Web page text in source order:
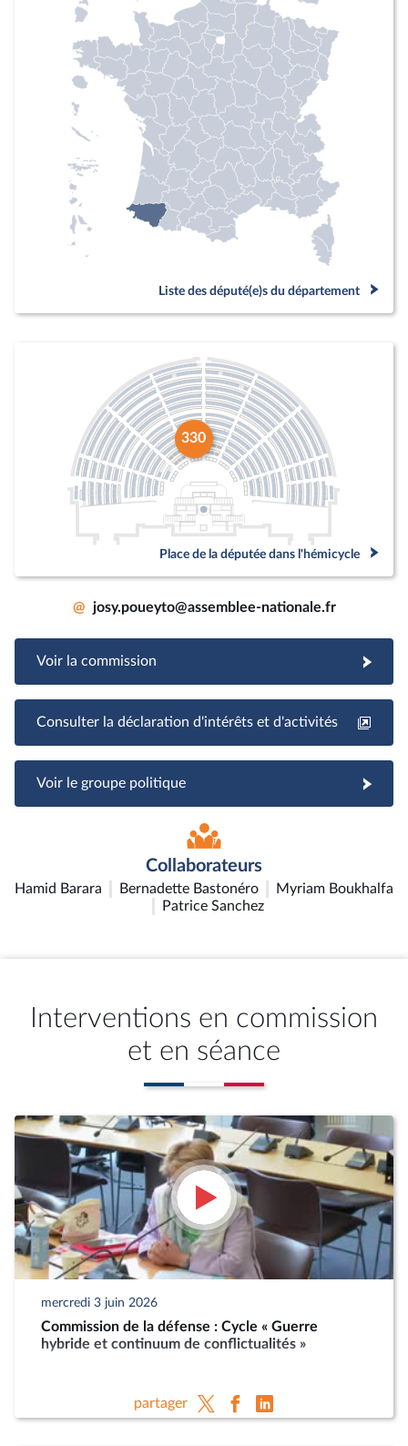
Liste des député(e)s du département
330
Place de la députée dans l'hémicycle
@ josy.poueyto@assemblee-nationale.fr
Voir la commission
Consulter la déclaration d'intérêts et d'activités
Voir le groupe politique
Collaborateurs
Hamid Barara Bernadette Bastonéro
Myriam Boukhalfa
Patrice Sanchez
Interventions en commission
et en séance
mercredi 3 juin 2026
Commission de la défense : Cycle « Guerre
hybride et continuum de conflictualités »
partager